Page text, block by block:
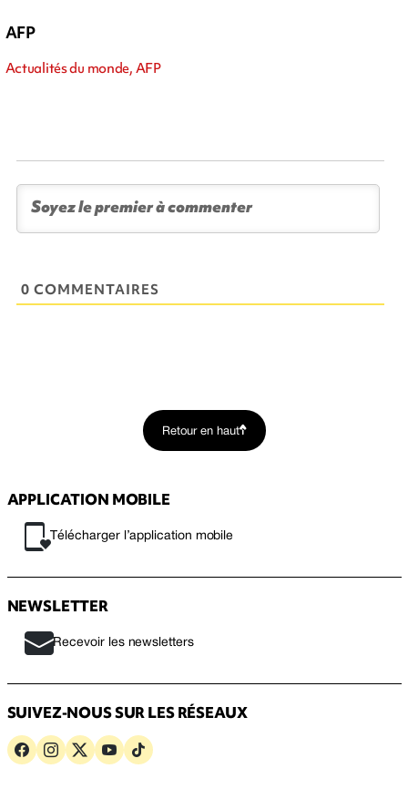
AFP
Actualités du monde, AFP
0 COMMENTAIRES
Retour en haut
APPLICATION MOBILE
Télécharger l’application mobile
NEWSLETTER
Recevoir les newsletters
SUIVEZ-NOUS SUR LES RÉSEAUX